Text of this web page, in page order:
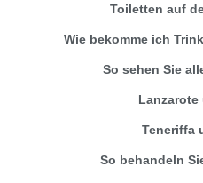
Toiletten auf
Wie bekomme ich
So sehen Sie
Lanzarote
Teneriffa
So behandeln